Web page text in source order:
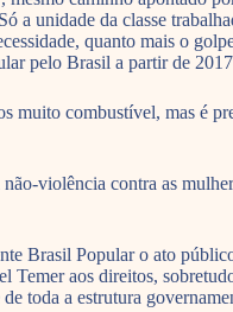
a unidade da classe
quanto mais o
pelo Brasil a partir de
muito combustível, mas é
violência contra as
Brasil Popular o ato
aos direitos,
toda a estrutura